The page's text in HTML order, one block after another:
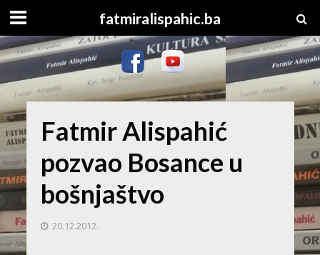
fatmiralispahic.ba
Fatmir Alispahić
pozvao Bosance u
bošnjaštvo
20.12.2012.